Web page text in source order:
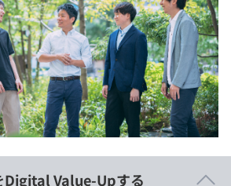
Digital Value-Upする